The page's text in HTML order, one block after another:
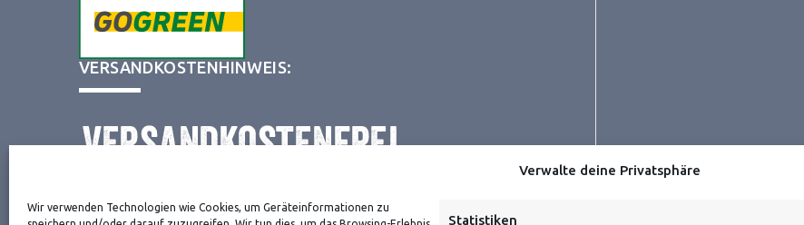
Verwalte deine Privatsphäre
Wir verwenden Technologien wie Cookies, um Geräteinformationen zu
Statistiken
VERSANDKOSTENHINWEIS:
NEWSLETTER